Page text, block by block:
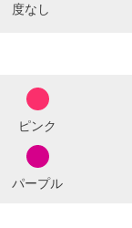
度なし
ピンク
パープル